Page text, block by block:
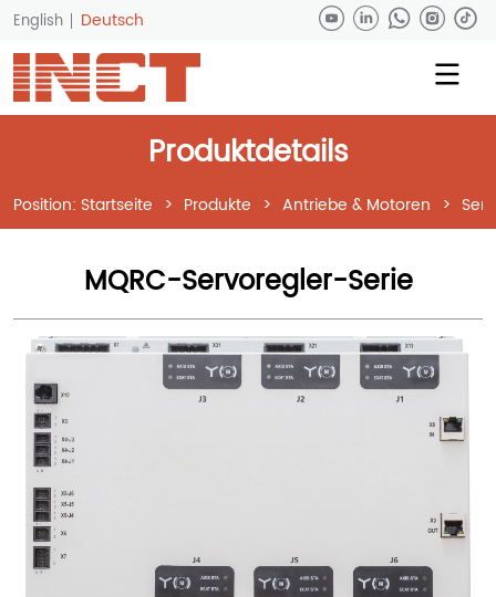
English Deutsch
Produktdetails
Position: Startseite > Produkte > Antriebe & Motoren >
MQRC-Servoregler-Serie